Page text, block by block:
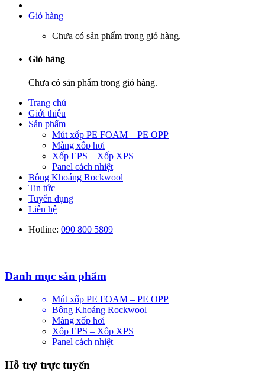
Giỏ hàng
Chưa có sản phẩm trong giỏ hàng.
Giỏ hàng
Chưa có sản phẩm trong giỏ hàng.
Trang chủ
Giới thiệu
Sản phẩm
Mút xốp PE FOAM – PE OPP
Màng xốp hơi
Xốp EPS – Xốp XPS
Panel cách nhiệt
Bông Khoáng Rockwool
Tin tức
Tuyển dụng
Liên hệ
Hotline: 090 800 5809
Danh mục sản phẩm
Mút xốp PE FOAM – PE OPP
Bông Khoáng Rockwool
Màng xốp hơi
Xốp EPS – Xốp XPS
Panel cách nhiệt
Hỗ trợ trực tuyến